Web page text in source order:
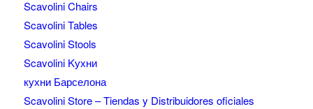
Scavolini Chairs
Scavolini Tables
Scavolini Stools
Scavolini Kухни
кухни Барселона
Scavolini Store – Tiendas y Distribuidores oficiales